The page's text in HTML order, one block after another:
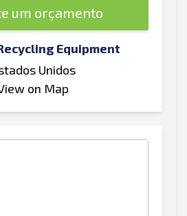
um orçamento
Equipment
Unidos
on Map